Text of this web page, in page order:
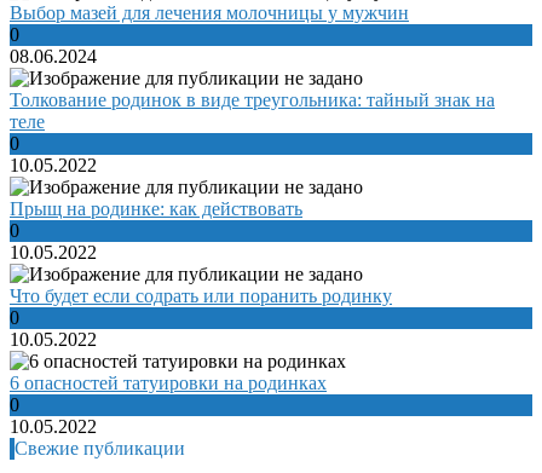
Выбор мазей для лечения молочницы у мужчин
0
08.06.2024
Толкование родинок в виде треугольника: тайный знак на
теле
0
10.05.2022
Прыщ на родинке: как действовать
0
10.05.2022
Что будет если содрать или поранить родинку
0
10.05.2022
6 опасностей татуировки на родинках
0
10.05.2022
Свежие публикации